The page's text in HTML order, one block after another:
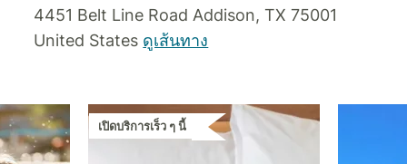
4451 Belt Line Road Addison, TX 75001
United States ดูเส้นทาง
เปิดบริการเร็ว ๆ นี้